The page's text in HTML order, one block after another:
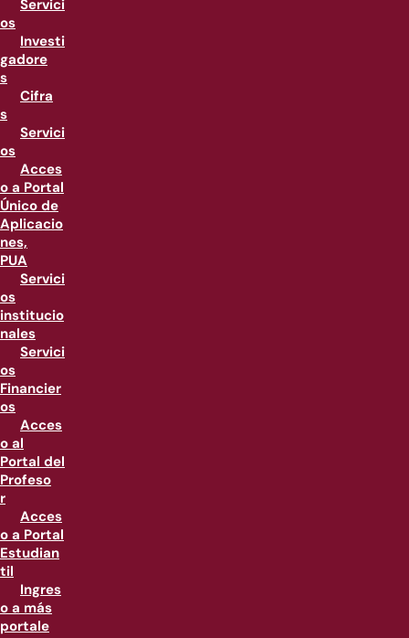
Servici
os
Investi
gadore
s
Cifra
s
Servici
os
Acces
o a Portal
Único de
Aplicacio
nes,
PUA
Servici
os
institucio
nales
Servici
os
Financier
os
Acces
o al
Portal del
Profeso
r
Acces
o a Portal
Estudian
til
Ingres
o a más
portale